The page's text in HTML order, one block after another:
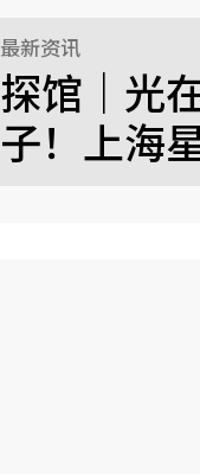
最新资讯
探馆｜光
子！上海